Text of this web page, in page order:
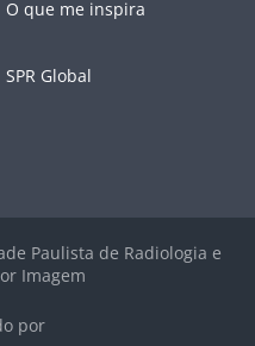
O que me inspira
SPR Global
Paulista de Radiologia e
Imagem
por